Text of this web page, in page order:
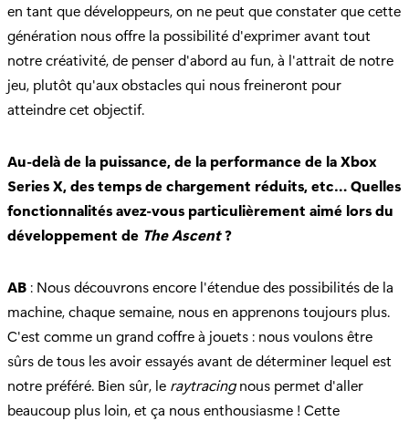
en tant que développeurs, on ne peut que constater que cette
génération nous offre la possibilité d'exprimer avant tout
notre créativité, de penser d'abord au fun, à l'attrait de notre
jeu, plutôt qu'aux obstacles qui nous freineront pour
atteindre cet objectif.
Au-delà de la puissance, de la performance de la Xbox
Series X, des temps de chargement réduits, etc… Quelles
fonctionnalités avez-vous particulièrement aimé lors du
développement de The Ascent?
AB : Nous découvrons encore l'étendue des possibilités de la
machine, chaque semaine, nous en apprenons toujours plus.
C'est comme un grand coffre à jouets : nous voulons être
sûrs de tous les avoir essayés avant de déterminer lequel est
notre préféré. Bien sûr, le raytracingnous permet d'aller
beaucoup plus loin, et ça nous enthousiasme ! Cette